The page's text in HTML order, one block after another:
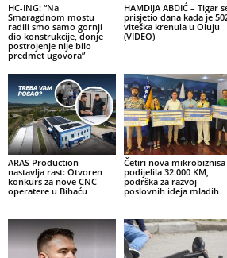
HC-ING: “Na
Smaragdnom mostu
radili smo samo gornji
dio konstrukcije, donje
postrojenje nije bilo
predmet ugovora”
HAMDIJA ABDIĆ – Tigar
prisjetio dana kada je
viteška krenula u Oluju
(VIDEO)
ARAS Production
nastavlja rast: Otvoren
konkurs za nove CNC
operatere u Bihaću
Četiri nova mikrobiznisa
podijelila 32.000 KM,
podrška za razvoj
poslovnih ideja mladih